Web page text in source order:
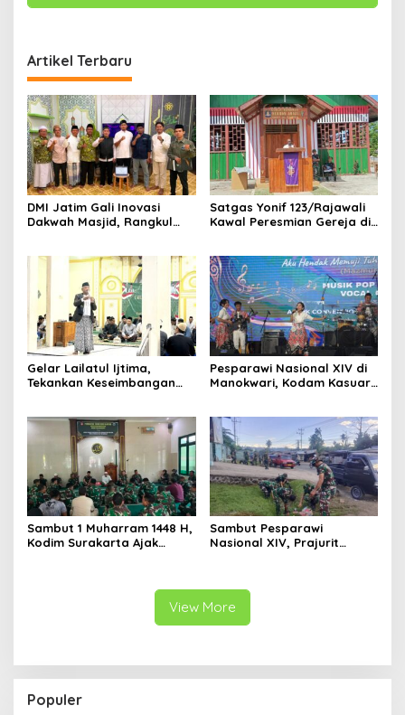
Artikel Terbaru
DMI Jatim Gali Inovasi
Dakwah Masjid, Rangkul
Satgas Yonif 123/Rajawali
Kawal Peresmian Gereja di
Papua Selatan
Gelar Lailatul Ijtima,
Tekankan Keseimbangan
Pesparawi Nasional XIV di
Manokwari, Kodam Kasuari
Sambut 1 Muharram 1448 H,
Kodim Surakarta Ajak
Sambut Pesparawi
Nasional XIV, Prajurit
View More
Populer